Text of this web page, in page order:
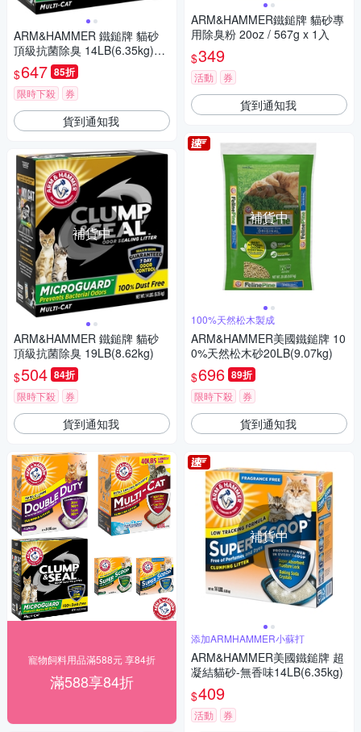
ARM&HAMMER 鐵鎚牌 貓砂
頂級抗菌除臭 14LB(6.35kg)2
盒
$647 85折
限時下殺 券
貨到通知我
補貨中
ARM&HAMMER 鐵鎚牌 貓砂
頂級抗菌除臭 19LB(8.62kg)
$504 84折
限時下殺 券
貨到通知我
寵物飼料用品滿588元 享84折
滿588享84折
ARM&HAMMER鐵鎚牌 貓砂專
用除臭粉 20oz / 567g x 1入
$349
活動 券
貨到通知我
補貨中
100%天然松木製成
ARM&HAMMER美國鐵鎚牌 10
0%天然松木砂20LB(9.07kg)
$696 89折
限時下殺 券
貨到通知我
補貨中
添加ARMHAMMER小蘇打
ARM&HAMMER美國鐵鎚牌 超
凝結貓砂-無香味14LB(6.35kg)
$409
活動 券